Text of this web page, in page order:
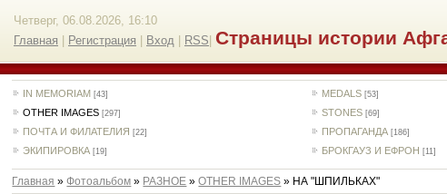
Четверг, 06.08.2026, 16:10
Главная
Регистрация Вход RSS Страницы истории
IN MEMORIAM [43] MEDALS [53]
OTHER IMAGES [297] STONES [69]
ПОЧТА И ФИЛАТЕЛИЯ [22] ПРОПАГАНДА [186]
ЭКИПИРОВКА [19] БРОКГАУЗ И ЕФРОН [11]
Главная »Фотоальбом » РАЗНОЕ »OTHER IMAGES » НА "ШПИЛЬКАХ"